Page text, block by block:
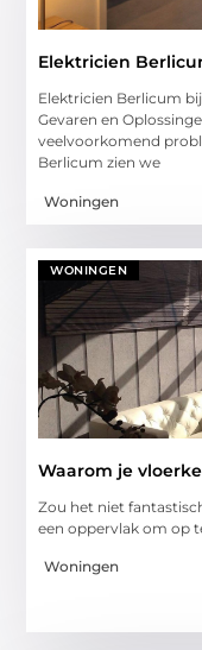
Elektricien
Elektricien Berlicum
Gevaren en
veelvoorkomend
Berlicum zien we
Woningen
WONINGEN
Waarom je
Zou het niet
een oppervlak om op
Woningen